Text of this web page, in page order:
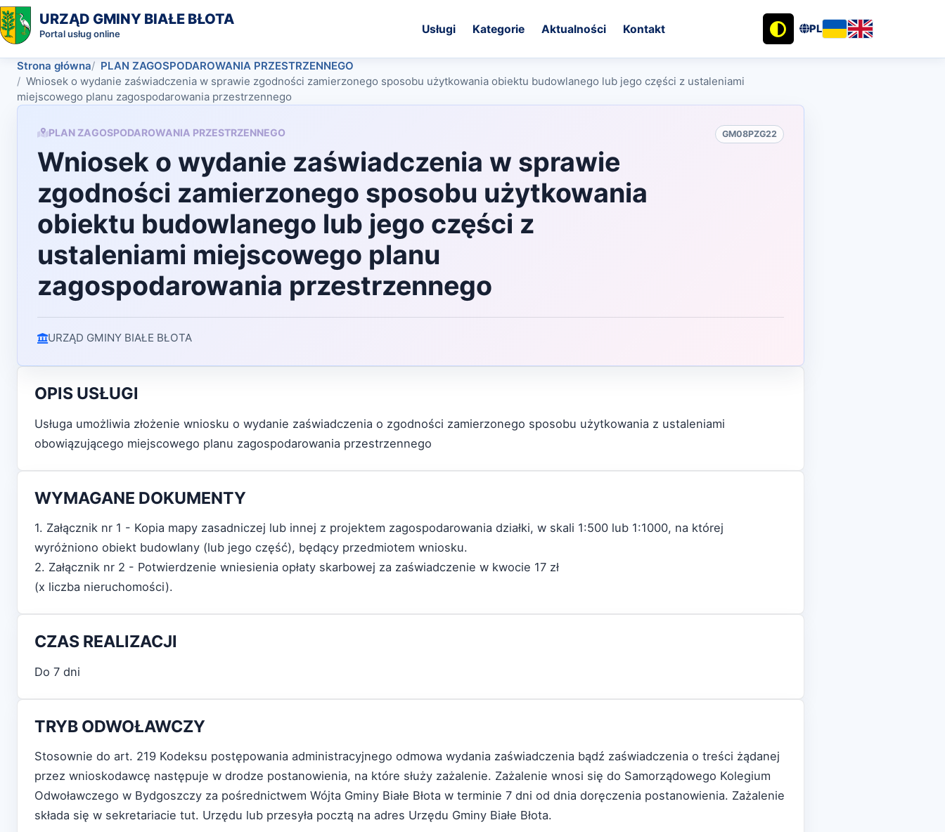
URZĄD GMINY BIAŁE BŁOTA
Portal usług online Usługi Kategorie Aktualności Kontakt PL
Strona główna
PLAN ZAGOSPODAROWANIA PRZESTRZENNEGO
Wniosek o wydanie zaświadczenia w sprawie zgodności zamierzonego sposobu użytkowania obiektu budowlanego lub jego części z ustaleniami
miejscowego planu zagospodarowania przestrzennego
PLAN ZAGOSPODAROWANIA PRZESTRZENNEGO GM08PZG22
Wniosek o wydanie zaświadczenia w sprawie
zgodności zamierzonego sposobu użytkowania
obiektu budowlanego lub jego części z
ustaleniami miejscowego planu
zagospodarowania przestrzennego
URZĄD GMINY BIAŁE BŁOTA
OPIS USŁUGI
Usługa umożliwia złożenie wniosku o wydanie zaświadczenia o zgodności zamierzonego sposobu użytkowania z ustaleniami
obowiązującego miejscowego planu zagospodarowania przestrzennego
WYMAGANE DOKUMENTY
1. Załącznik nr 1 - Kopia mapy zasadniczej lub innej z projektem zagospodarowania działki, w skali 1:500 lub 1:1000, na której
wyróżniono obiekt budowlany (lub jego część), będący przedmiotem wniosku.
2. Załącznik nr 2 - Potwierdzenie wniesienia opłaty skarbowej za zaświadczenie w kwocie 17 zł
(x liczba nieruchomości).
CZAS REALIZACJI
Do 7 dni
TRYB ODWOŁAWCZY
Stosownie do art. 219 Kodeksu postępowania administracyjnego odmowa wydania zaświadczenia bądź zaświadczenia o treści żądanej
przez wnioskodawcę następuje w drodze postanowienia, na które służy zażalenie. Zażalenie wnosi się do Samorządowego Kolegium
Odwoławczego w Bydgoszczy za pośrednictwem Wójta Gminy Białe Błota w terminie 7 dni od dnia doręczenia postanowienia. Zażalenie
składa się w sekretariacie tut. Urzędu lub przesyła pocztą na adres Urzędu Gminy Białe Błota.